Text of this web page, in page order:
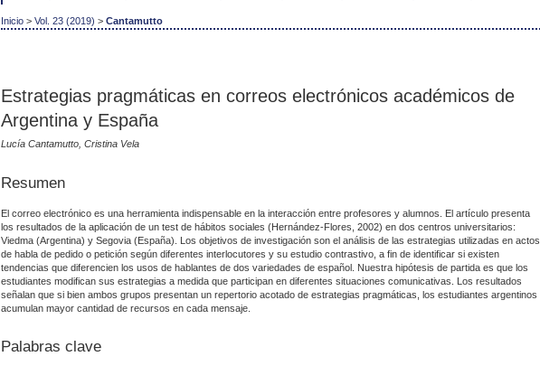
Inicio > Vol. 23 (2019) > Cantamutto
Estrategias pragmáticas en correos electrónicos académicos de
Argentina y España
Lucía Cantamutto, Cristina Vela
Resumen
El correo electrónico es una herramienta indispensable en la interacción entre profesores y alumnos. El artículo presenta
los resultados de la aplicación de un test de hábitos sociales (Hernández-Flores, 2002) en dos centros universitarios:
Viedma (Argentina) y Segovia (España). Los objetivos de investigación son el análisis de las estrategias utilizadas en actos
de habla de pedido o petición según diferentes interlocutores y su estudio contrastivo, a fin de identificar si existen
tendencias que diferencien los usos de hablantes de dos variedades de español. Nuestra hipótesis de partida es que los
estudiantes modifican sus estrategias a medida que participan en diferentes situaciones comunicativas. Los resultados
señalan que si bien ambos grupos presentan un repertorio acotado de estrategias pragmáticas, los estudiantes argentinos
acumulan mayor cantidad de recursos en cada mensaje.
Palabras clave